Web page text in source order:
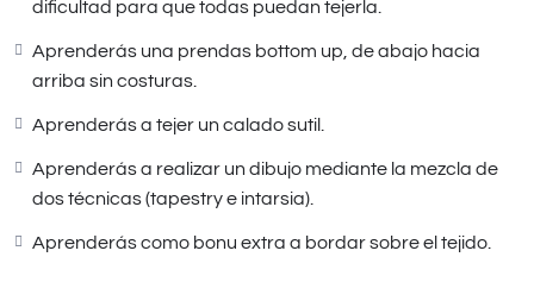
dificultad para que todas puedan tejerla.
Aprenderás una prendas bottom up, de abajo hacia
arriba sin costuras.
Aprenderás a tejer un calado sutil.
Aprenderás a realizar un dibujo mediante la mezcla de
dos técnicas (tapestry e intarsia).
Aprenderás como bonu extra a bordar sobre el tejido.